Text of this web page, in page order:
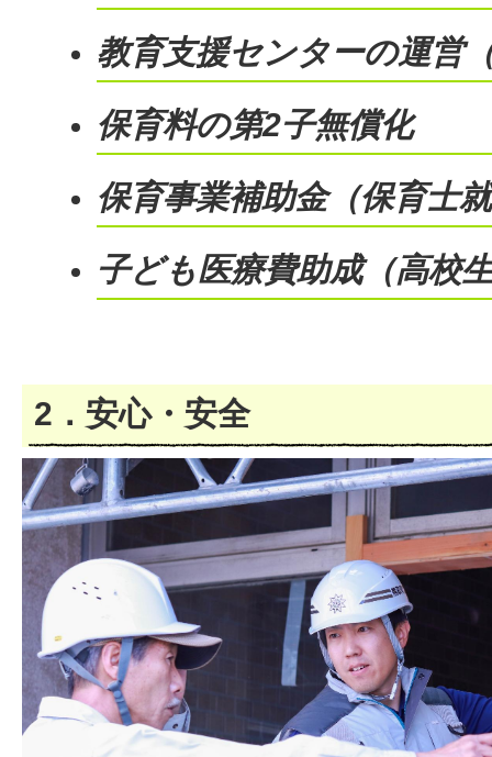
教育支援センターの運営
保育料の第2子無償化
保育事業補助金（保育士
子ども医療費助成（高校
2．安心・安全